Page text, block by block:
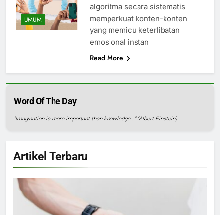
UMUM
algoritma secara sistematis
memperkuat konten-konten
yang memicu keterlibatan
emosional instan
Read More
Word Of The Day
"Imagination is more important than knowledge..." (Albert Einstein).
Artikel Terbaru